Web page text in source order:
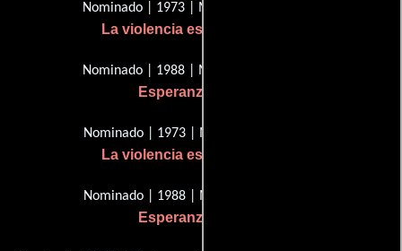
Nominado | 1973 | Mejor director
La violencia está en nosotros
Nominado | 1988 | Mejor director
Esperanza y gloria
Nominado | 1973 | Mejor imagen
La violencia está en nosotros
Nominado | 1988 | Mejor imagen
Esperanza y gloria